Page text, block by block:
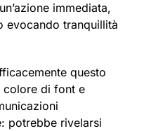
immediata,
evocando tranquillità
questo
colore di font e
potrebbe rivelarsi